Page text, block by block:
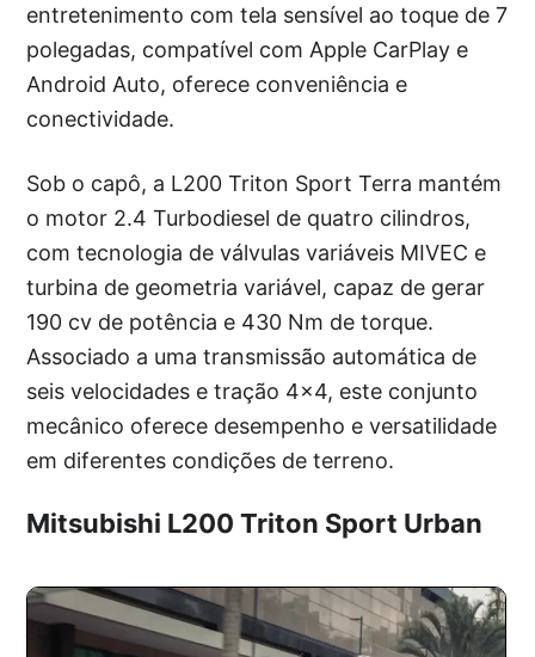
entretenimento com tela sensível ao toque de 7
polegadas, compatível com Apple CarPlay e
Android Auto, oferece conveniência e
conectividade.
Sob o capô, a L200 Triton Sport Terra mantém
o motor 2.4 Turbodiesel de quatro cilindros,
com tecnologia de válvulas variáveis MIVEC e
turbina de geometria variável, capaz de gerar
190 cv de potência e 430 Nm de torque.
Associado a uma transmissão automática de
seis velocidades e tração 4×4, este conjunto
mecânico oferece desempenho e versatilidade
em diferentes condições de terreno.
Mitsubishi L200 Triton Sport Urban